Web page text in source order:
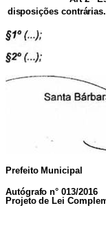
disposições contrárias.
Prefeito Municipal
Autógrafo n° 013/2016
Projeto de Lei